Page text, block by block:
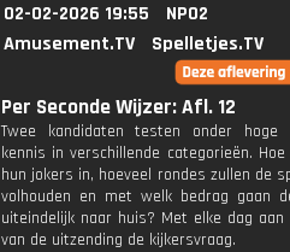
02-02-2026 19:55
NPO2
Amusement.TV
Spelletjes.TV
Per Seconde Wijzer: Afl. 12
Twee kandidaten testen onder hoge
kennis in verschillende categorieën.
hun jokers in, hoeveel rondes zullen de
volhouden en met welk bedrag gaan
uiteindelijk naar huis? Met elke dag
van de uitzending de kijkersvraag.